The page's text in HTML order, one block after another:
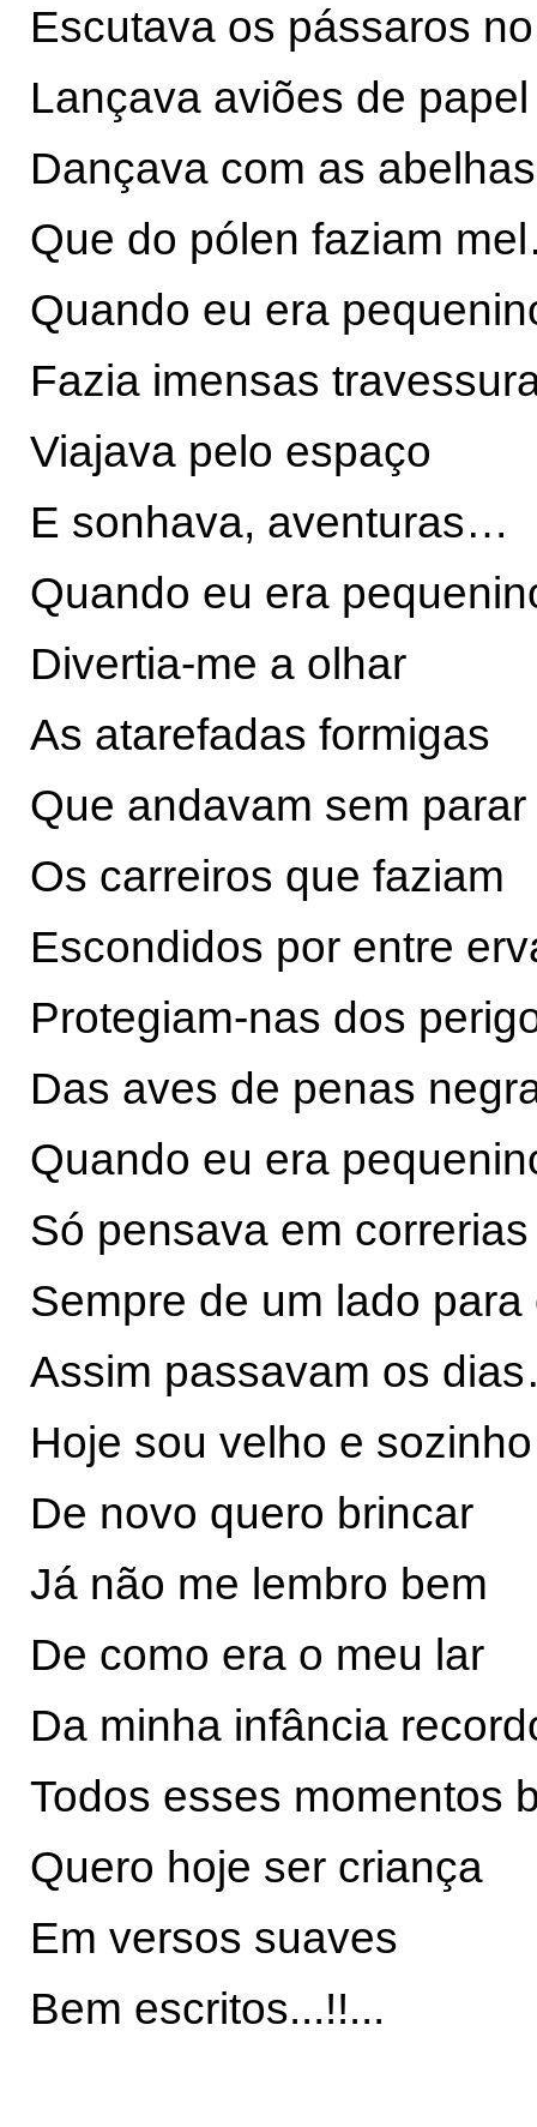
Escutava os pássaros
Lançava aviões de papel
Dançava com as abelhas
Que do pólen faziam
Quando eu era
Fazia imensas
Viajava pelo espaço
E sonhava, aventuras…
Quando eu era
Divertia-me a olhar
As atarefadas formigas
Que andavam sem parar
Os carreiros que faziam
Escondidos por entre
Protegiam-nas dos
Das aves de penas
Quando eu era
Só pensava em correrias
Sempre de um lado para
Assim passavam os
Hoje sou velho e sozinho
De novo quero brincar
Já não me lembro bem
De como era o meu lar
Da minha infância
Todos esses momentos
Quero hoje ser criança
Em versos suaves
Bem escritos...!!...